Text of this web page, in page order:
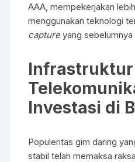
AAA, mempekerjakan
menggunakan teknologi
captureyang sebelumnya
Infrastruktur
Investasi di
Populeritas gim daring
stabil telah memaksa